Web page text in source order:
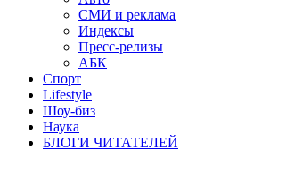
СМИ и реклама
Индексы
Пресс-релизы
АБК
Спорт
Lifestyle
Шоу-биз
Наука
БЛОГИ ЧИТАТЕЛЕЙ